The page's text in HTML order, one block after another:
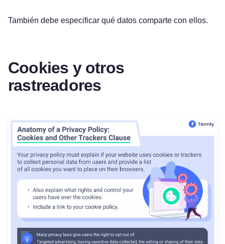
También debe especificar qué datos comparte con ellos.
Cookies y otros
rastreadores